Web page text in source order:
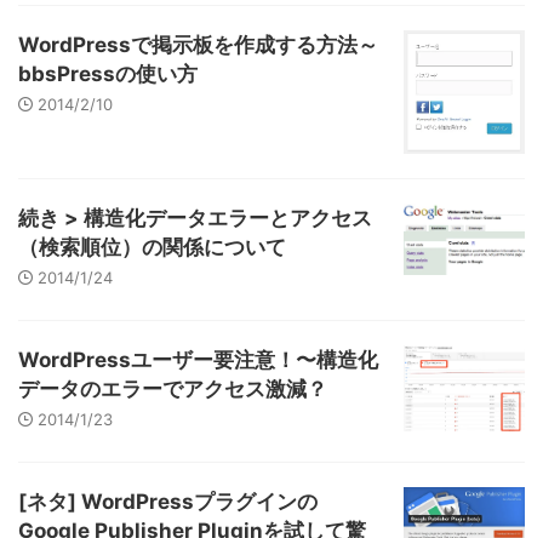
WordPressで掲示板を作成する方法～
bbsPressの使い方
2014/2/10
続き > 構造化データエラーとアクセス
（検索順位）の関係について
2014/1/24
WordPressユーザー要注意！〜構造化
データのエラーでアクセス激減？
2014/1/23
[ネタ] WordPressプラグインの
Google Publisher Pluginを試して驚